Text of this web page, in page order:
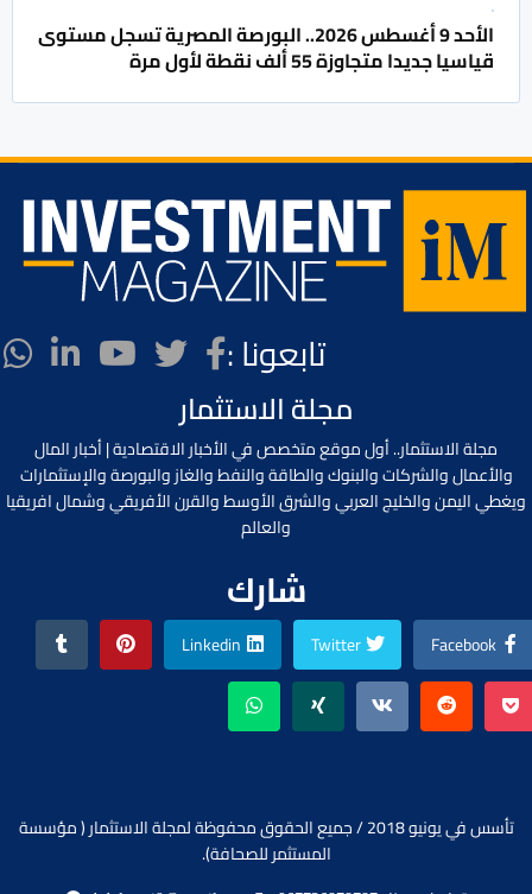
الأحد 9 أغسطس 2026.. البورصة المصرية تسجل مستوى
قياسيا جديدا متجاوزة 55 ألف نقطة لأول مرة
تابعونا :
مجلة الاستثمار
مجلة الاستثمار.. أول موقع متخصص في الأخبار الاقتصادية | أخبار المال
والأعمال والشركات والبنوك والطاقة والنفط والغاز والبورصة والإستثمارات
ويغطي اليمن والخليج العربي والشرق الأوسط والقرن الأفريقي وشمال افريقيا
والعالم
شارك
Facebook
Twitter
Linkedin
تأسس في يونيو 2018 / جميع الحقوق محفوظة لمجلة الاستثمار ( مؤسسة
المستثمر للصحافة).